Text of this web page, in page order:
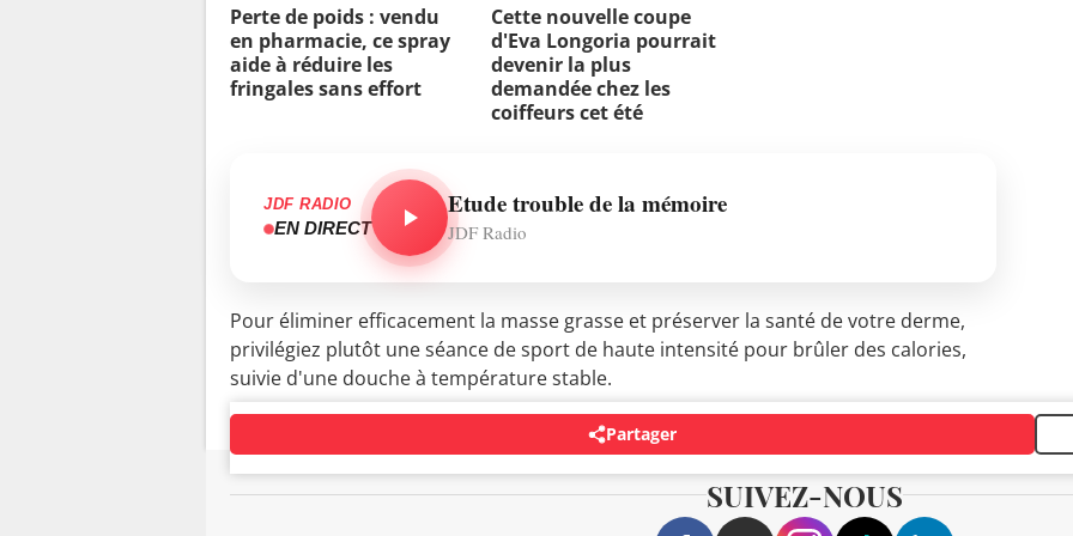
Perte de poids : vendu
en pharmacie, ce spray
aide à réduire les
fringales sans effort
Cette nouvelle coupe
d'Eva Longoria pourrait
devenir la plus
demandée chez les
coiffeurs cet été
JDF RADIO
EN DIRECT
Etude trouble de la mémoire
JDF Radio
Pour éliminer efficacement la masse grasse et préserver la santé de votre derme,
privilégiez plutôt une séance de sport de haute intensité pour brûler des calories,
suivie d'une douche à température stable.
Partager
SUIVEZ-NOUS